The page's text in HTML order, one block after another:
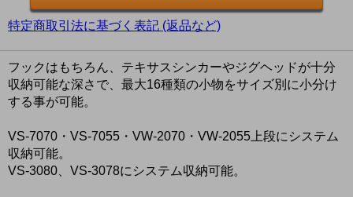
特定商取引法に基づく表記 (返品など)
フックはもちろん、テキサスシンカーやジグヘッドが十分
収納可能な深さで、最大16種類の小物をサイズ別に小分け
する事が可能。
VS-7070・VS-7055・VW-2070・VW-2055上段にシステム
収納可能。
VS-3080、VS-3078にシステム収納可能。